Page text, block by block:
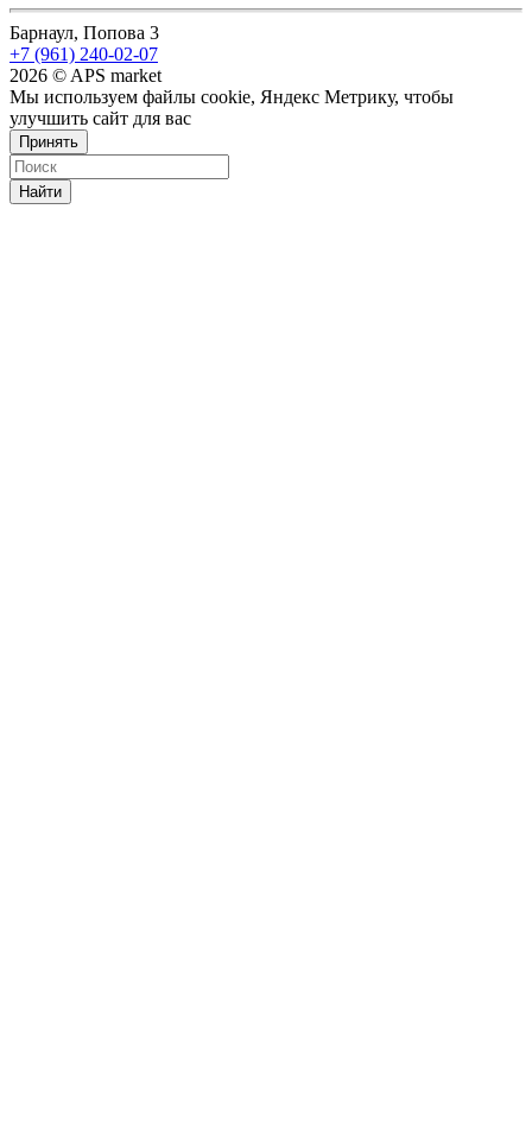
Барнаул, Попова 3
+7 (961) 240-02-07
2026 © APS market
Мы используем файлы cookie, Яндекс Метрику, чтобы
улучшить сайт для вас
Принять
Найти